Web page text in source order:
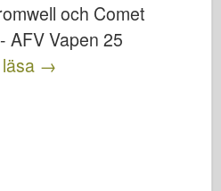
och Comet
AFV Vapen 25
→